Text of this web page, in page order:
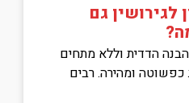
לגירושין גם
הדדית וללא מתחים
כפשוטה ומהירה. רבים